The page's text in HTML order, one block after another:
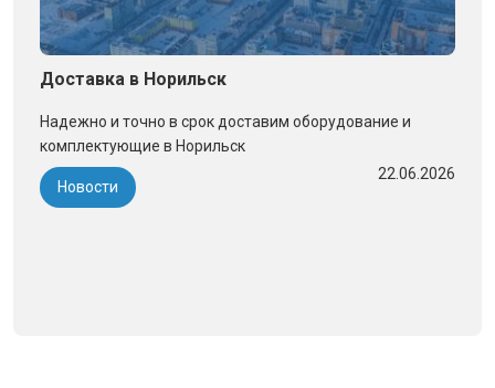
Доставка в Норильск
Надежно и точно в срок доставим оборудование и
комплектующие в Норильск
Новости
22.06.2026